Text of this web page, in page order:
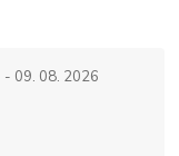
- 09. 08. 2026